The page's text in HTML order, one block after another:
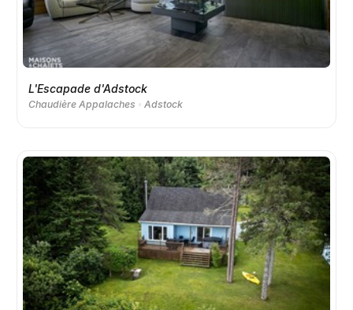
L'Escapade d'Adstock
Chaudière Appalaches Adstock